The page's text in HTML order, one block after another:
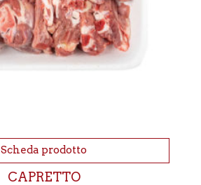
Scheda prodotto
CAPRETTO